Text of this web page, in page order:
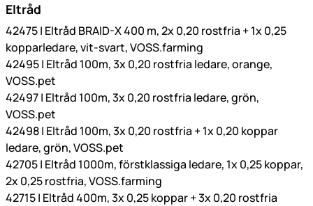
Eltråd
42475 | Eltråd BRAID-X 400 m, 2x 0,20 rostfria + 1x 0,25
kopparledare, vit-svart, VOSS.farming
42495 | Eltråd 100m, 3x 0,20 rostfria ledare, orange,
VOSS.pet
42497 | Eltråd 100m, 3x 0,20 rostfria ledare, grön,
VOSS.pet
42498 | Eltråd 100m, 3x 0,20 rostfria + 1x 0,20 koppar
ledare, grön, VOSS.pet
42705 | Eltråd 1000m, förstklassiga ledare, 1x 0,25 koppar,
2x 0,25 rostfria, VOSS.farming
42715 | Eltråd 400m, 3x 0,25 koppar + 3x 0,20 rostfria